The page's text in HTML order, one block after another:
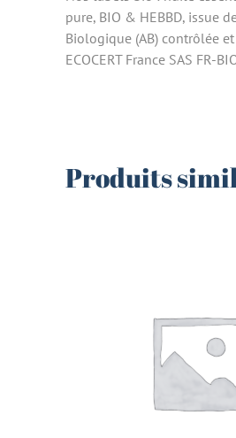
pure, BIO & HEBBD, issue
Biologique (AB) contrôlée
ECOCERT France SAS FR-
Produits